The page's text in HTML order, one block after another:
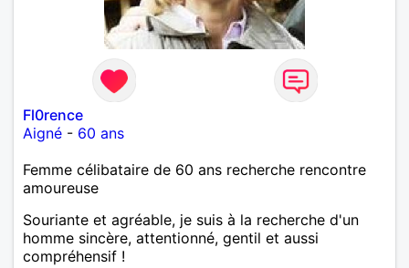
Fl0rence
Aigné - 60 ans
Femme célibataire de 60 ans recherche rencontre
amoureuse
Souriante et agréable, je suis à la recherche d'un
homme sincère, attentionné, gentil et aussi
compréhensif !